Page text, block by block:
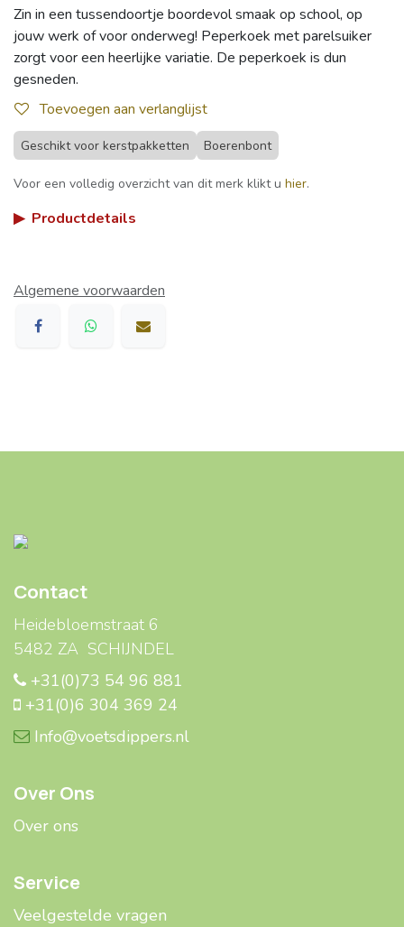
Zin in een tussendoortje boordevol smaak op school, op
jouw werk of voor onderweg! Peperkoek met parelsuiker
zorgt voor een heerlijke variatie. De peperkoek is dun
gesneden.
Toevoegen aan verlanglijst
Geschikt voor kerstpakketten Boerenbont
Voor een volledig overzicht van dit merk klikt u hier.
▶ Productdetails
Algemene voorwaarden
Contact
Heidebloemstraat 6
5482 ZA SCHIJNDEL
+31(0)73 54 96 881
+31(0)6 304 369 24
Info@voetsdippers.nl
Over Ons
Over ons
Service
Veelgestelde ​​vragen